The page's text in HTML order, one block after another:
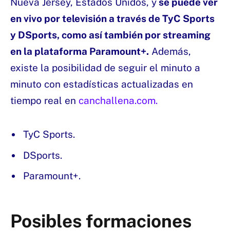
en vivo por televisión a través de TyC Sports
y DSports, como así también por streaming
en la plataforma Paramount+. Además,
existe la posibilidad de seguir el minuto a
minuto con estadísticas actualizadas en
tiempo real en canchallena.com.
TyC Sports.
DSports.
Paramount+.
Posibles formaciones